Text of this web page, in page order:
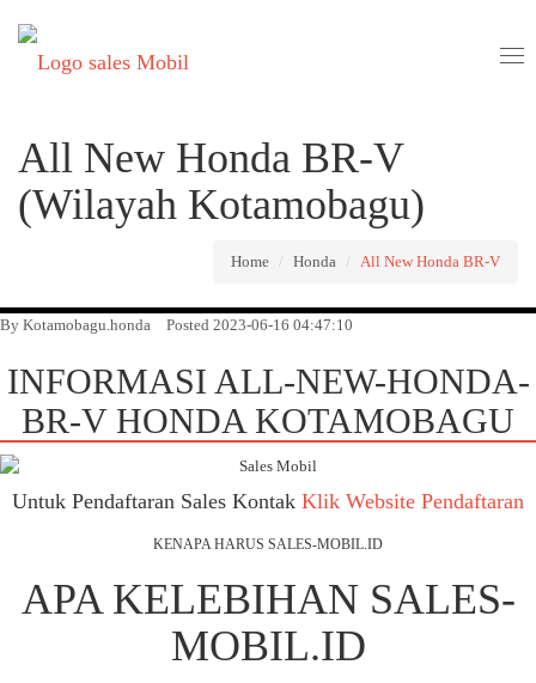
All New Honda BR-V
(Wilayah Kotamobagu)
Home Honda All New Honda BR-V
By Kotamobagu.honda Posted 2023-06-16 04:47:10
INFORMASI ALL-NEW-HONDA-
BR-V HONDA KOTAMOBAGU
Untuk Pendaftaran Sales Kontak Klik Website Pendaftaran
KENAPA HARUS SALES-MOBIL.ID
APA KELEBIHAN SALES-
MOBIL.ID